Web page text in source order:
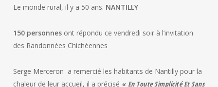
Le monde rural, il y a 50 ans. NANTILLY
150 personnes ont répondu ce vendredi soir à l’invitation
des Randonnées Chichéennes
Serge Merceron a remercié les habitants de Nantilly pour la
chaleur de leur accueil, il a précisé « En Toute Simplicité Et Sans